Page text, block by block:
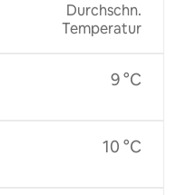
Durchschn.
Temperatur
9 °C
10 °C